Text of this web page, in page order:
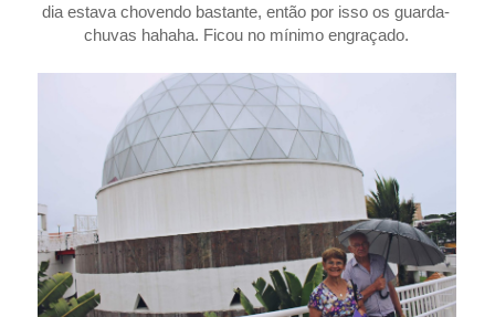
dia estava chovendo bastante, então por isso os guarda-
chuvas hahaha. Ficou no mínimo engraçado.